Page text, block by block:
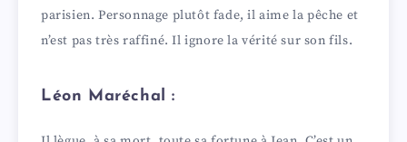
parisien. Personnage plutôt fade, il aime la pêche et
n’est pas très raffiné. Il ignore la vérité sur son fils.
Léon Maréchal :